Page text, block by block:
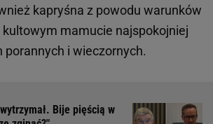
kapryśna z powodu warunków
mamucie najspokojniej
porannych i wieczornych.
Bije pięścią w